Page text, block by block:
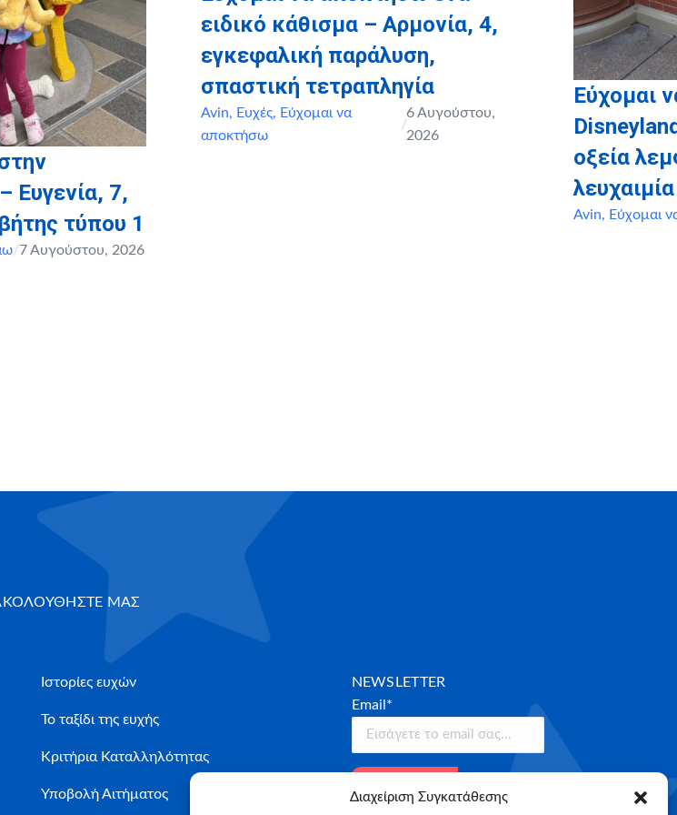
Διαχείριση Συγκατάθεσης
Ευγενία, 7,
τύπου 1
/7 Αυγούστου, 2026
ειδικό κάθισμα – Αρμονία, 4,
εγκεφαλική παράλυση,
σπαστική τετραπληγία
Avin, Ευχές, Εύχομαι να
αποκτήσω
/
6 Αυγούστου,
2026
Εύχομαι
οξεία
λευχαιμία
Avin, Εύχομαι
ΜΑΣ
Ιστορίες ευχών
Το ταξίδι της ευχής
Κριτήρια Καταλληλότητας
Υποβολή Αιτήματος
NEWSLETTER
Email*